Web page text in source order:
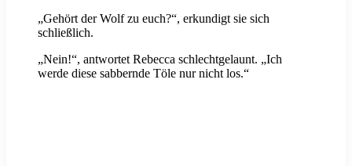
„Gehört der Wolf zu euch?“, erkundigt sie sich
schließlich.
„Nein!“, antwortet Rebecca schlechtgelaunt. „Ich
werde diese sabbernde Töle nur nicht los.“